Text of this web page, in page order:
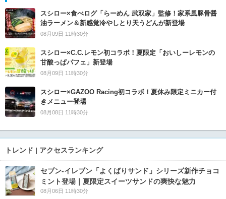
スシロー×食べログ「らーめん 武双家」監修！家系風豚骨醤
油ラーメン＆新感覚冷やしとり天うどんが新登場
08月09日 11時30分
スシロー×C.C.レモン初コラボ！夏限定「おいしーレモンの
甘酸っぱパフェ」新登場
08月09日 11時30分
スシロー×GAZOO Racing初コラボ！夏休み限定ミニカー付
きメニュー登場
08月08日 11時30分
トレンド | アクセスランキング
セブン‐イレブン「よくばりサンド」シリーズ新作チョコ
ミント登場｜夏限定スイーツサンドの爽快な魅力
08月06日 11時30分